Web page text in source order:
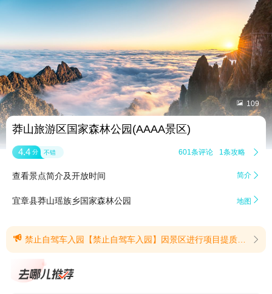
 109
莽山旅游区国家森林公园(AAAA景区)
4.4 分 不错 601条评论 1条攻略 
查看景点简介及开放时间 简介 
宜章县莽山瑶族乡国家森林公园 地图 
 禁止自驾车入园【禁止自驾车入园】因景区进行项目提质，为规范景区游览秩序，保障游客出行安全，莽山旅游区（国家森林公园）将暂时调整入园交通管理方式。自2025年12月20日起，景区禁止自驾车入园。游客可将车辆停放至景区外指定停车场或入住酒店停车场，换乘景区观光车游览，自驾车入园恢复开放时间将另行公告。请各位游客合理规划行程与游览时间，由此给您带来的不便，我们深表歉意，敬请谅解！(提示有效期2025/12/31至2026/12/31) 
